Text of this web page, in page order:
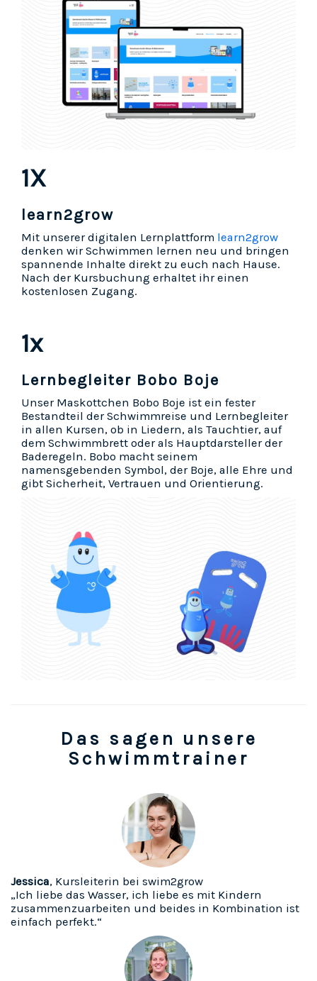
1X
learn2grow
Mit unserer digitalen Lernplattform learn2grow
denken wir Schwimmen lernen neu und bringen
spannende Inhalte direkt zu euch nach Hause.
Nach der Kursbuchung erhaltet ihr einen
kostenlosen Zugang.
1x
Lernbegleiter Bobo Boje
Unser Maskottchen Bobo Boje ist ein fester
Bestandteil der Schwimmreise und Lernbegleiter
in allen Kursen, ob in Liedern, als Tauchtier, auf
dem Schwimmbrett oder als Hauptdarsteller der
Baderegeln. Bobo macht seinem
namensgebenden Symbol, der Boje, alle Ehre und
gibt Sicherheit, Vertrauen und Orientierung.
Das sagen unsere
Schwimmtrainer
Jessica, Kursleiterin bei swim2grow
„Ich liebe das Wasser, ich liebe es mit Kindern
zusammenzuarbeiten und beides in Kombination ist
einfach perfekt.“